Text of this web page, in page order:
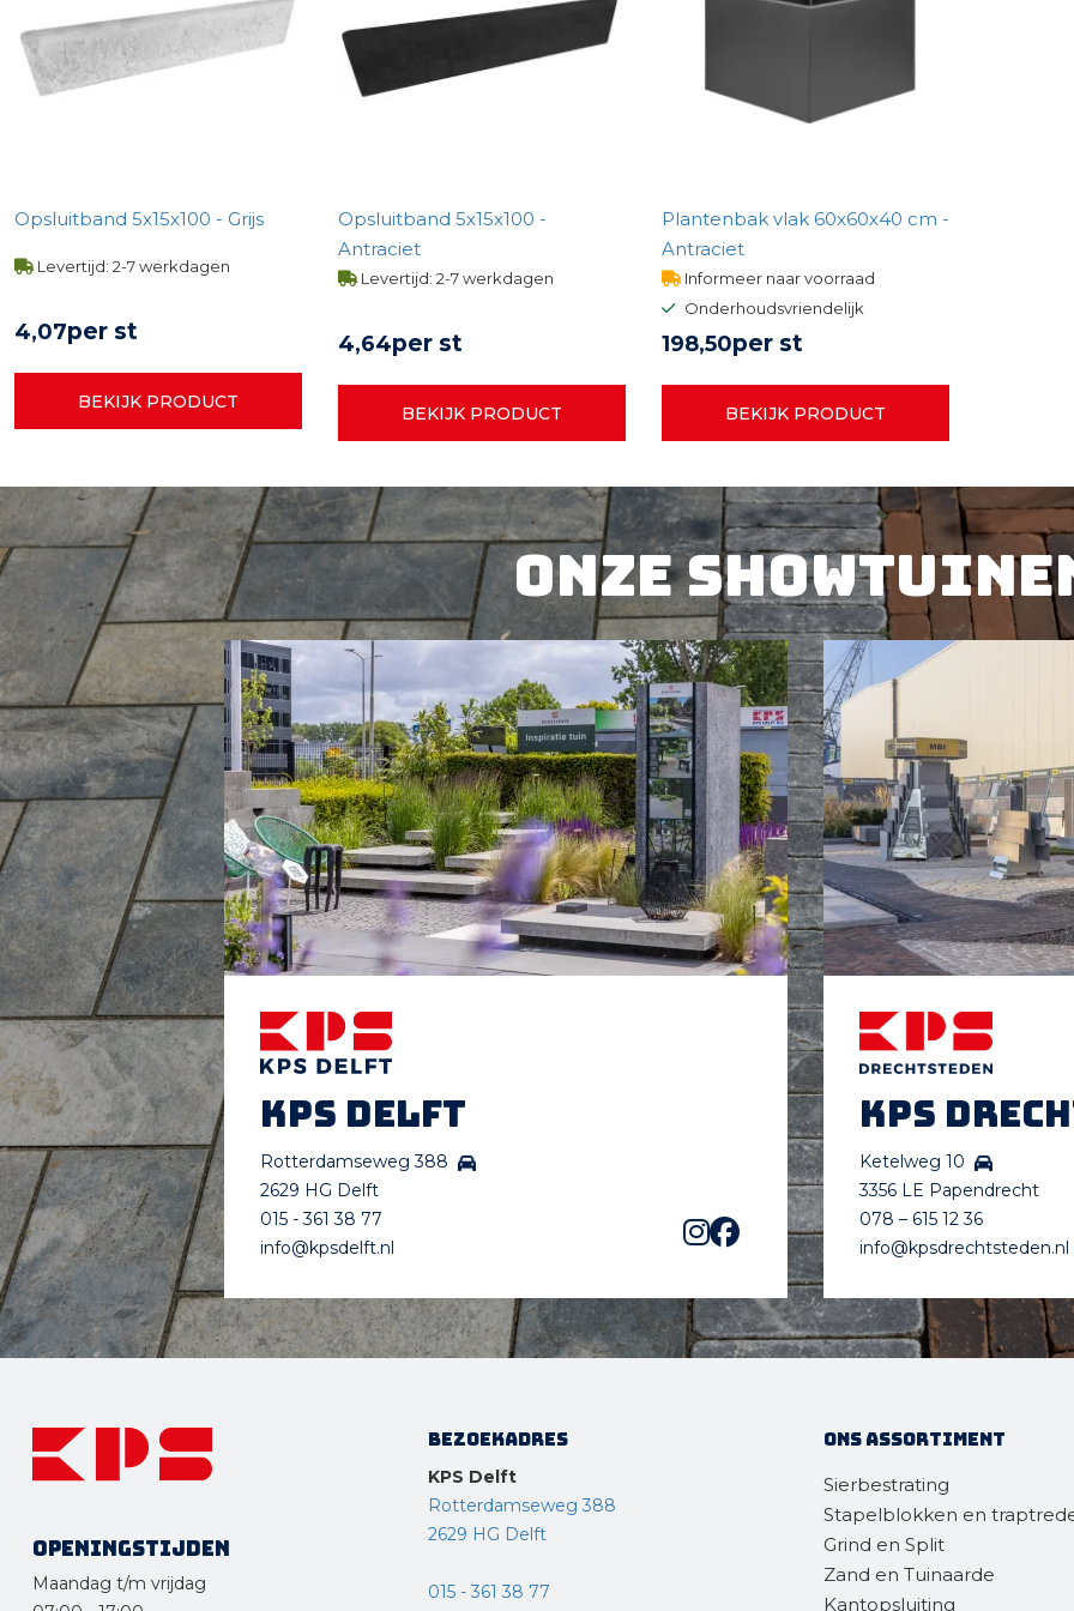
Opsluitband 5x15x100 - Grijs
Levertijd: 2-7 werkdagen
4,07per st
BEKIJK PRODUCT
Opsluitband 5x15x100 -
Antraciet
Levertijd: 2-7 werkdagen
4,64per st
BEKIJK PRODUCT
Plantenbak vlak 60x60x40 cm -
Antraciet
Informeer naar voorraad
Onderhoudsvriendelijk
198,50per st
BEKIJK PRODUCT
Onze
KPS Delft
Rotterdamseweg 388
2629 HG Delft
015 - 361 38 77
info@kpsdelft.nl
KPS
Ketelweg 10
3356 LE Papendrecht
078 – 615 12 36
info@kpsdrechtsteden.nl
Openingstijden
Maandag t/m vrijdag
Bezoekadres
KPS Delft
Rotterdamseweg 388
2629 HG Delft
015 - 361 38 77
Ons assortiment
Sierbestrating
Stapelblokken en
Grind en Split
Zand en Tuinaarde
Kantopsluiting